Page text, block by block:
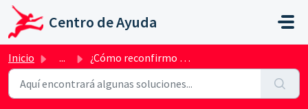
Saltar al contenido principal
Centro de Ayuda
Inicio ... ¿Cómo reconfirmo los horarios de mis vuelos?